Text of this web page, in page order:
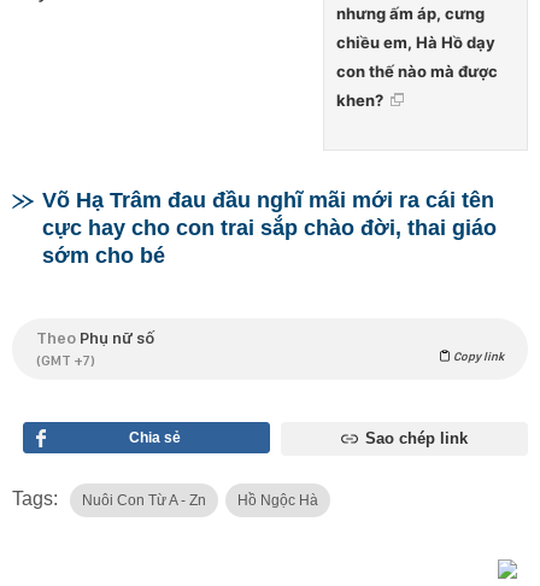
nhưng ấm áp, cưng
chiều em, Hà Hồ dạy
con thế nào mà được
khen?
Võ Hạ Trâm đau đầu nghĩ mãi mới ra cái tên
cực hay cho con trai sắp chào đời, thai giáo
sớm cho bé
Theo Phụ nữ số
(GMT +7) Copy link
Chia sẻ Sao chép link
Tags: Nuôi Con Từ A - Zn Hồ Ngộc Hà